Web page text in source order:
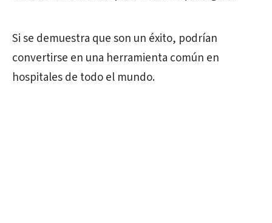
Si se demuestra que son un éxito, podrían
convertirse en una herramienta común en
hospitales de todo el mundo.